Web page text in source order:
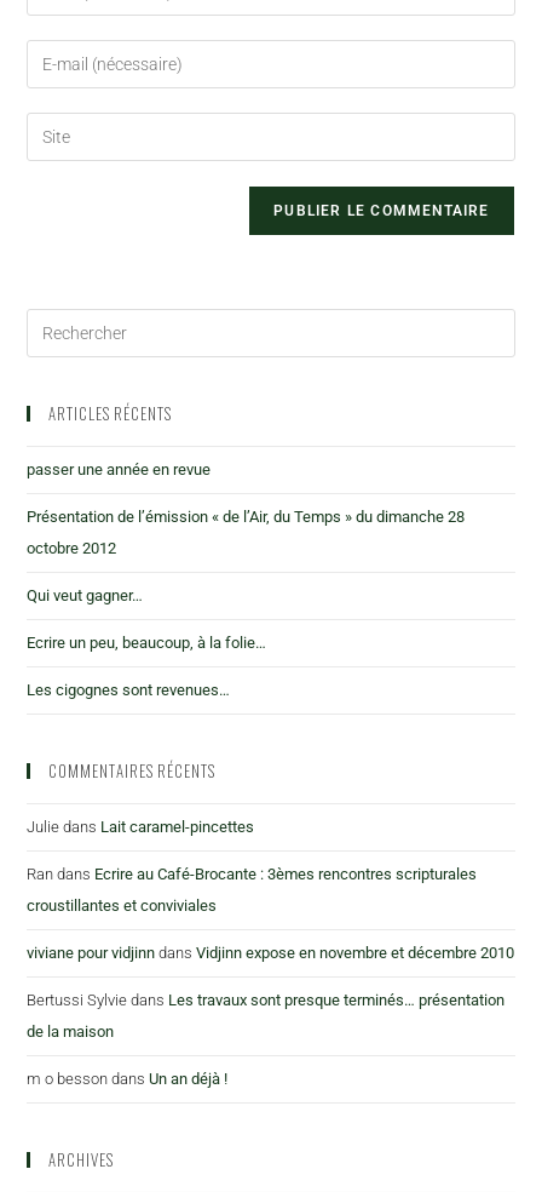
ARTICLES RÉCENTS
passer une année en revue
Présentation de l’émission « de l’Air, du Temps » du dimanche 28
octobre 2012
Qui veut gagner…
Ecrire un peu, beaucoup, à la folie…
Les cigognes sont revenues…
COMMENTAIRES RÉCENTS
Julie dans Lait caramel-pincettes
Ran dans Ecrire au Café-Brocante : 3èmes rencontres scripturales
croustillantes et conviviales
viviane pour vidjinn dansVidjinn expose en novembre et décembre 2010
Bertussi Sylvie dans Les travaux sont presque terminés… présentation
de la maison
m o besson dansUn an déjà !
ARCHIVES